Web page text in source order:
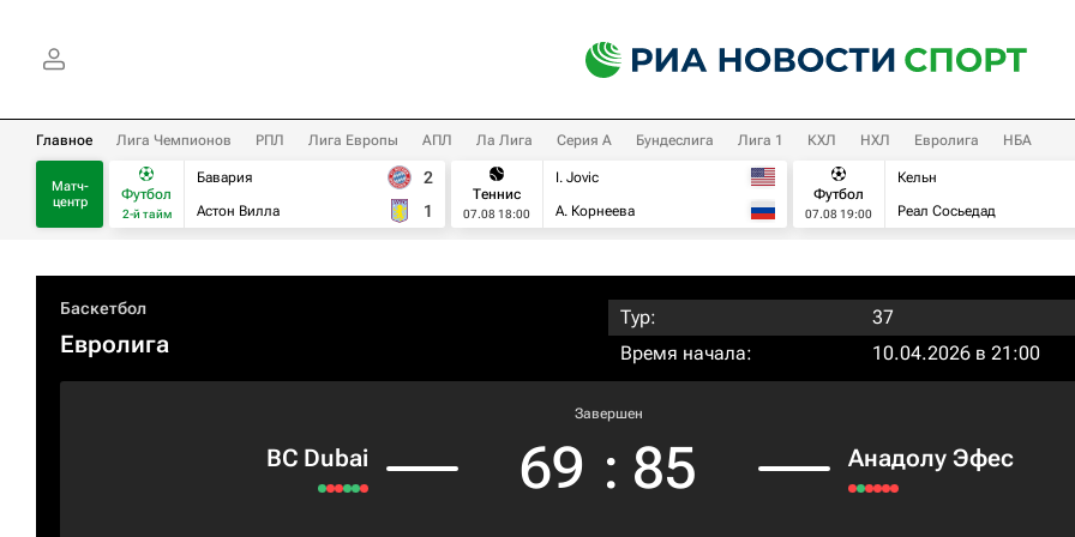
Главное Лига Чемпионов РПЛ Лига Европы АПЛ Ла Лига Серия А Бундеслига Лига 1 КХЛ НХЛ Евролига НБА
Матч-
центр
Футбол
2-й тайм
Бавария
Астон Вилла
2
1
Теннис
07.08 18:00
I. Jovic
А. Корнеева
Футбол
07.08 19:00
Кельн
Реал Сосьедад
Баскетбол
Евролига
Тур:
37
Время начала:
10.04.2026 в 21:00
BC Dubai
Завершен
69 : 85 Анадолу Эфес